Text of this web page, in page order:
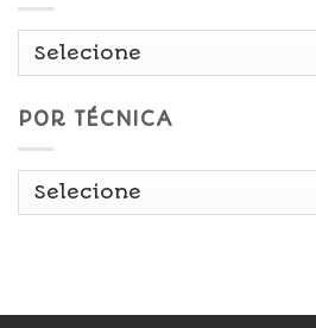
POR TÉCNICA